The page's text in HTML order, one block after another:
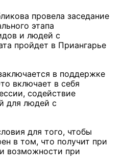
провела заседание
этапа
и людей с
пройдет в Приангарье
в поддержке
включает в себя
содействие
для людей с
для того, чтобы
в том, что получит при
возможности при